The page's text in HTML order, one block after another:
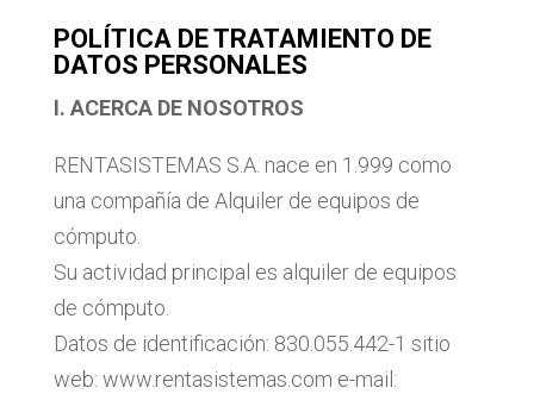
POLÍTICA DE TRATAMIENTO DE
DATOS PERSONALES
I. ACERCA DE NOSOTROS
RENTASISTEMAS S.A. nace en 1.999 como
una compañía de Alquiler de equipos de
cómputo.
Su actividad principal es alquiler de equipos
de cómputo.
Datos de identificación: 830.055.442-1 sitio
web: www.rentasistemas.com e-mail: